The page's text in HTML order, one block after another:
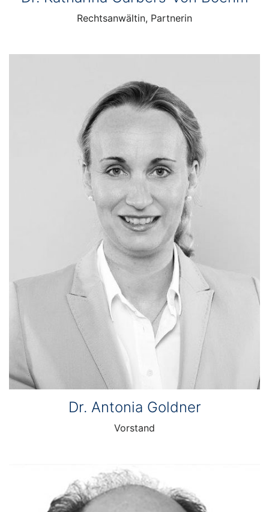
Rechtsanwältin, Partnerin
Dr. Antonia Goldner
Vorstand